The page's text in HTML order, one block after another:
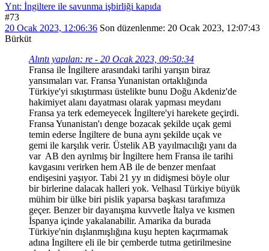
Ynt: İngiltere ile savunma işbirliği kapıda
#73
20 Ocak 2023, 12:06:36 Son düzenlenme: 20 Ocak 2023, 12:07:43
Bürküt
Alıntı yapılan: re - 20 Ocak 2023, 09:50:34
Fransa ile İngiltere arasındaki tarihi yarışın biraz
yansımaları var. Fransa Yunanistan ortaklığında
Türkiye'yi sıkıştırması üstelikte bunu Doğu Akdeniz'de
hakimiyet alanı dayatması olarak yapması meydanı
Fransa ya terk edemeyecek İngiltere'yi harekete geçirdi.
Fransa Yunanistan'ı denge bozacak şekilde uçak gemi
temin ederse İngiltere de buna aynı şekilde uçak ve
gemi ile karşılık verir. Üstelik AB yayılmacılığı yanı da
var AB den ayrılmış bir İngiltere hem Fransa ile tarihi
kavgasını verirken hem AB ile de benzer menfaat
endişesini yaşıyor. Tabi 21 yy ın didişmesi böyle olur
bir birlerine dalacak halleri yok. Velhasıl Türkiye büyük
mühim bir ülke biri pislik yaparsa başkası tarafımıza
geçer. Benzer bir dayanışma kuvvetle İtalya ve kısmen
İspanya içinde yakalanabilir. Amarika da burada
Türkiye'nin dışlanmışlığına kuşu hepten kaçırmamak
adına İngiltere eli ile bir çemberde tutma getirilmesine